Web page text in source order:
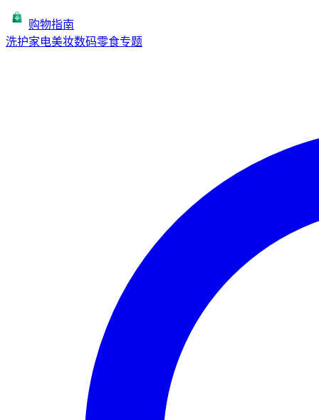
购物指南
洗护家电美妆数码零食专题